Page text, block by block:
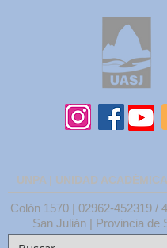
UNPA | UNIDAD
Colón 1570 | 02962-452319 /
San Julián | Provincia de